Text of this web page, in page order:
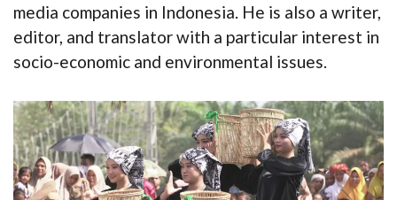
media companies in Indonesia. He is also a writer,
editor, and translator with a particular interest in
socio-economic and environmental issues.